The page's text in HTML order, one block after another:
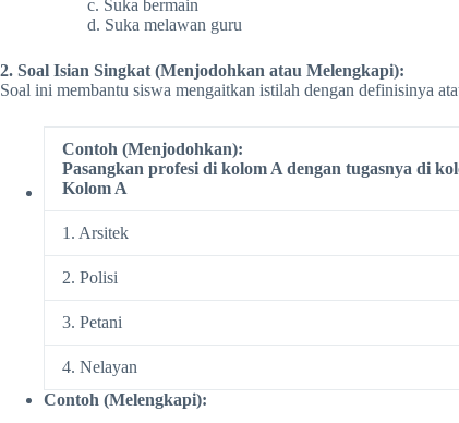
c. Suka bermain
d. Suka melawan guru
2. Soal Isian Singkat (Menjodohkan atau Melengkapi):
Soal ini membantu siswa mengaitkan istilah dengan definisinya
Contoh (Menjodohkan):
Pasangkan profesi di kolom A dengan tugasnya di
Kolom A
1. Arsitek
2. Polisi
3. Petani
4. Nelayan
Contoh (Melengkapi):